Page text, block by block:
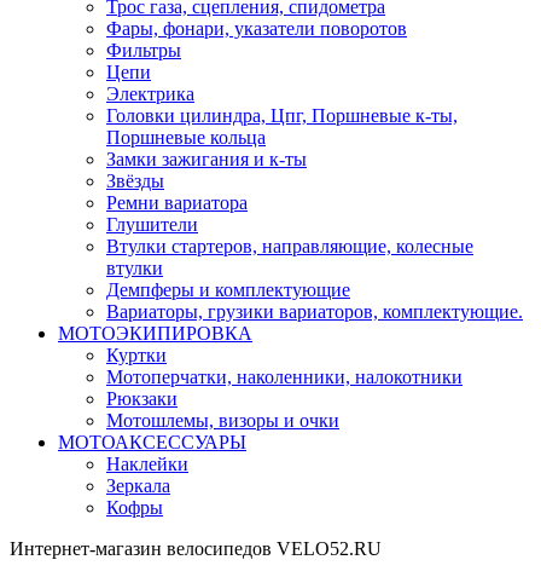
Трос газа, сцепления, спидометра
Фары, фонари, указатели поворотов
Фильтры
Цепи
Электрика
Головки цилиндра, Цпг, Поршневые к-ты,
Поршневые кольца
Замки зажигания и к-ты
Звёзды
Ремни вариатора
Глушители
Втулки стартеров, направляющие, колесные
втулки
Демпферы и комплектующие
Вариаторы, грузики вариаторов, комплектующие.
МОТОЭКИПИРОВКА
Куртки
Мотоперчатки, наколенники, налокотники
Рюкзаки
Мотошлемы, визоры и очки
МОТОАКСЕССУАРЫ
Наклейки
Зеркала
Кофры
Интернет-магазин велосипедов VELO52.RU